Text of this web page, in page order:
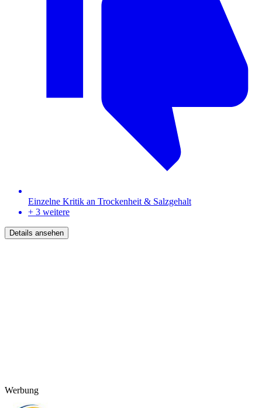
Einzelne Kritik an Trockenheit & Salzgehalt
+ 3 weitere
Details ansehen
Werbung